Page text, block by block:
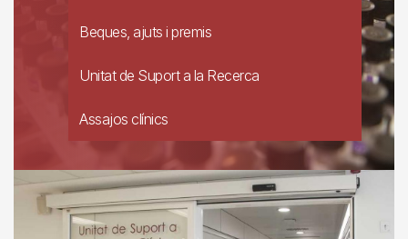
Beques, ajuts i premis
Unitat de Suport a la Recerca
Assajos clínics